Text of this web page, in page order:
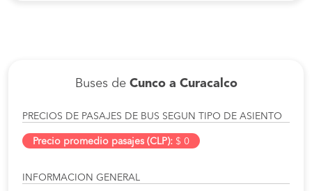
Buses de Cunco a Curacalco
PRECIOS DE PASAJES DE BUS SEGUN TIPO DE ASIENTO
Precio promedio pasajes (CLP): $ 0
INFORMACION GENERAL